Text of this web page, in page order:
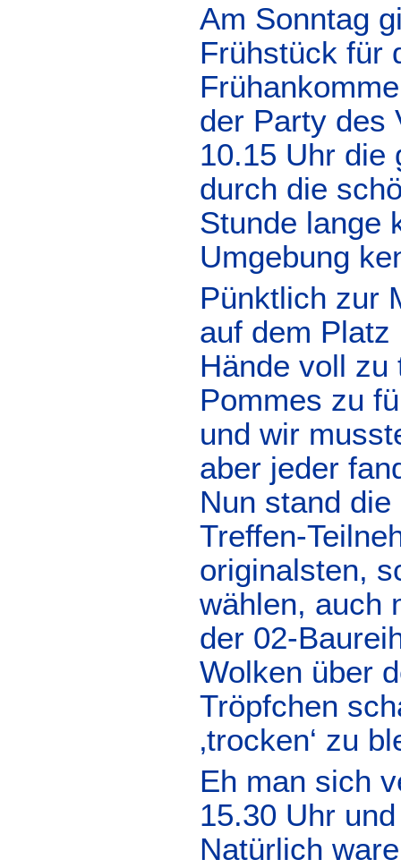
Am Sonntag
Frühstück für
der Party des
10.15 Uhr die
durch die
Stunde lange
Umgebung
Pünktlich zur
auf dem
Hände voll
Pommes zu
und wir
aber jeder
Nun stand
Treffen-
originalsten,
wählen, auch
der 02-
Wolken über
Tröpfchen
‚trocken‘ zu
Eh man sich
15.30 Uhr
Natürlich